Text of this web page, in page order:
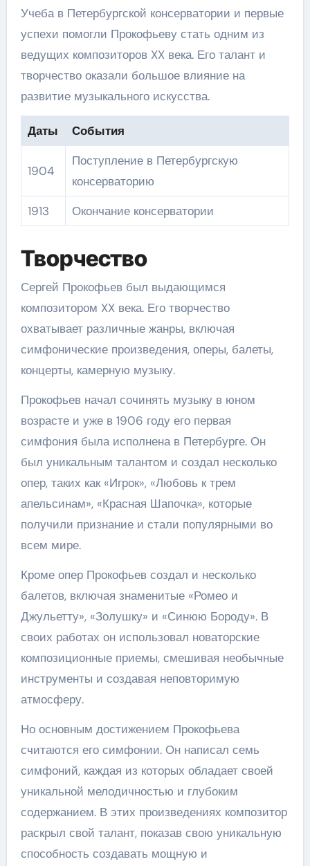
Учеба в Петербургской консерватории и первые
успехи помогли Прокофьеву стать одним из
ведущих композиторов XX века. Его талант и
творчество оказали большое влияние на
развитие музыкального искусства.
Даты События
1904
Поступление в Петербургскую
консерваторию
1913
Окончание консерватории
Творчество
Сергей Прокофьев был выдающимся
композитором XX века. Его творчество
охватывает различные жанры, включая
симфонические произведения, оперы, балеты,
концерты, камерную музыку.
Прокофьев начал сочинять музыку в юном
возрасте и уже в 1906 году его первая
симфония была исполнена в Петербурге. Он
был уникальным талантом и создал несколько
опер, таких как «Игрок», «Любовь к трем
апельсинам», «Красная Шапочка», которые
получили признание и стали популярными во
всем мире.
Кроме опер Прокофьев создал и несколько
балетов, включая знаменитые «Ромео и
Джульетту», «Золушку» и «Синюю Бороду». В
своих работах он использовал новаторские
композиционные приемы, смешивая необычные
инструменты и создавая неповторимую
атмосферу.
Но основным достижением Прокофьева
считаются его симфонии. Он написал семь
симфоний, каждая из которых обладает своей
уникальной мелодичностью и глубоким
содержанием. В этих произведениях композитор
раскрыл свой талант, показав свою уникальную
способность создавать мощную и